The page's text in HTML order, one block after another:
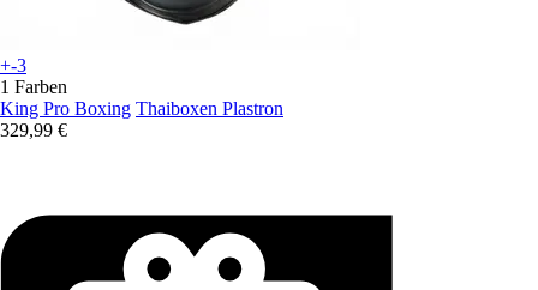
+-3
1 Farben
King Pro Boxing Thaiboxen Plastron
329,99 €